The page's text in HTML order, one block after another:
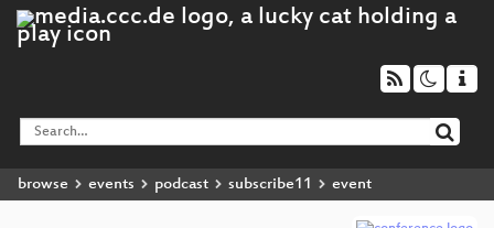
browse events podcast subscribe11 event